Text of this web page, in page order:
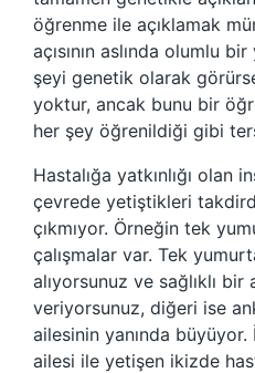
öğrenme ile açıklamak
açısının aslında olumlu
şeyi genetik olarak
yoktur, ancak bunu bir
her şey öğrenildiği gibi
Hastalığa yatkınlığı olan
çevrede yetiştikleri
çıkmıyor. Örneğin tek
çalışmalar var. Tek
alıyorsunuz ve sağlıklı bir
veriyorsunuz, diğeri ise
ailesinin yanında büyüyor.
ailesi ile yetişen ikizde